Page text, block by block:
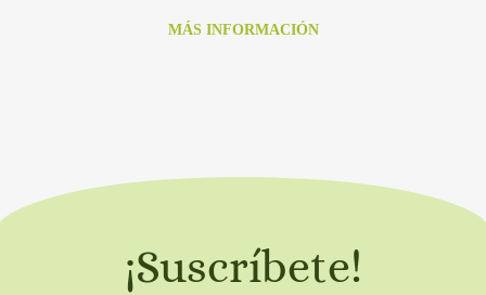
MÁS INFORMACIÓN
¡Suscríbete!